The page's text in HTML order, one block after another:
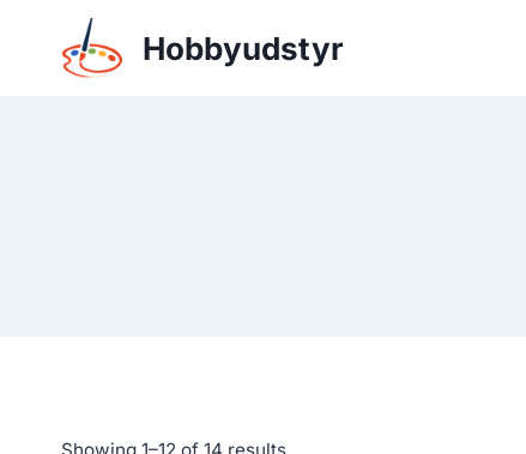
content
Hobbyudstyr